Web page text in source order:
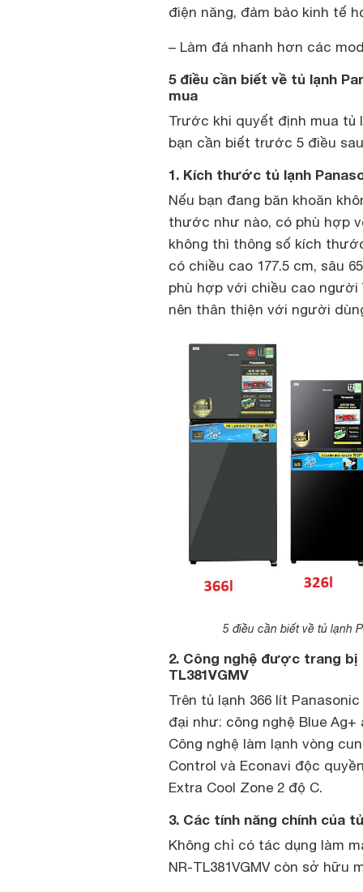
điện năng, đảm bảo kinh tế
– Làm đá nhanh hơn các
5 điều cần biết về tủ lạnh
mua
Trước khi quyết định mua tủ
bạn cần biết trước 5 điều
1. Kích thước tủ lạnh
Nếu bạn đang băn khoăn
thước như nào, có phù hợp
không thì thông số kích
có chiều cao 177.5 cm, sâu
phù hợp với chiều cao
nên thân thiện với người
5 điều cần biết về tủ lạnh
2. Công nghệ được trang bị
TL381VGMV
Trên tủ lạnh 366 lít
đại như: công nghệ Blue
Công nghệ làm lạnh vòng
Control và Econavi độc
Extra Cool Zone 2 độ C.
3. Các tính năng chính của
Không chỉ có tác dụng làm
NR-TL381VGMV còn sở hữu